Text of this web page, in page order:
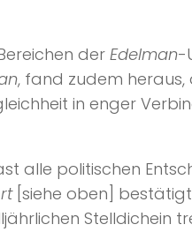
der Edelman-
, fand zudem
in enger
alle politischen
[siehe oben] bestätigt
Stelldichein